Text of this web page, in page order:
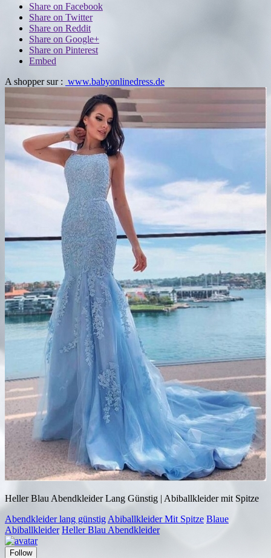
Share on Facebook
Share on Twitter
Share on Reddit
Share on Google+
Share on Pinterest
Embed
A shopper sur : www.babyonlinedress.de
Heller Blau Abendkleider Lang Günstig | Abiballkleider mit Spitze
Abendkleider lang günstig Abiballkleider Mit Spitze Blaue
Abiballkleider Heller Blau Abendkleider
Follow